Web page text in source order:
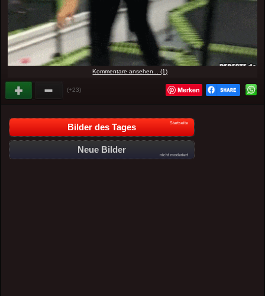
Kommentare ansehen... (1)
(+23) Merken
Bilder des Tages Startseite
Neue Bilder
nicht moderiert